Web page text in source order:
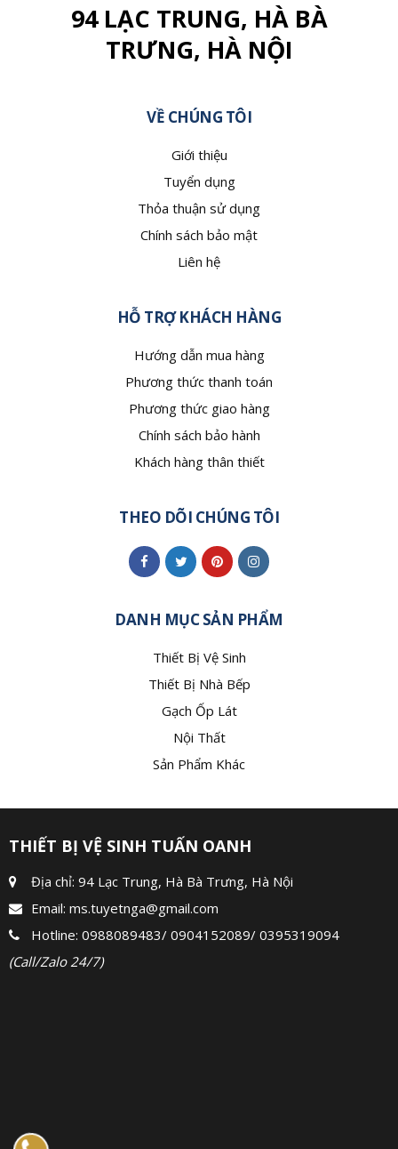
94 LẠC TRUNG, HÀ BÀ
TRƯNG, HÀ NỘI
VỀ CHÚNG TÔI
Giới thiệu
Tuyển dụng
Thỏa thuận sử dụng
Chính sách bảo mật
Liên hệ
HỖ TRỢ KHÁCH HÀNG
Hướng dẫn mua hàng
Phương thức thanh toán
Phương thức giao hàng
Chính sách bảo hành
Khách hàng thân thiết
THEO DÕI CHÚNG TÔI
DANH MỤC SẢN PHẨM
Thiết Bị Vệ Sinh
Thiết Bị Nhà Bếp
Gạch Ốp Lát
Nội Thất
Sản Phẩm Khác
THIẾT BỊ VỆ SINH TUẤN OANH
Địa chỉ: 94 Lạc Trung, Hà Bà Trưng, Hà Nội
Email: ms.tuyetnga@gmail.com
Hotline: 0988089483/ 0904152089/ 0395319094
(Call/Zalo 24/7)